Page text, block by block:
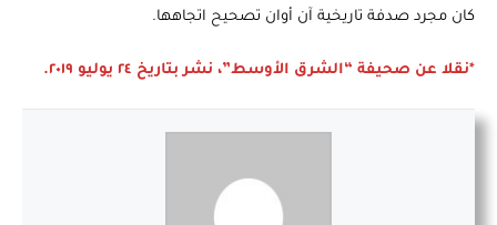
كان مجرد صدفة تاريخية آن أوان تصحيح اتجاهها.
*نقلا عن صحيفة “الشرق الأوسط”، نشر بتاريخ ٢٤ يوليو ٢٠١٩.